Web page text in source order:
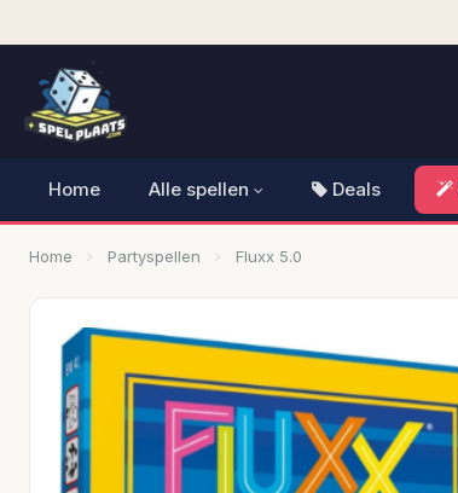
Home Alle spellen Deals
Home Partyspellen Fluxx 5.0